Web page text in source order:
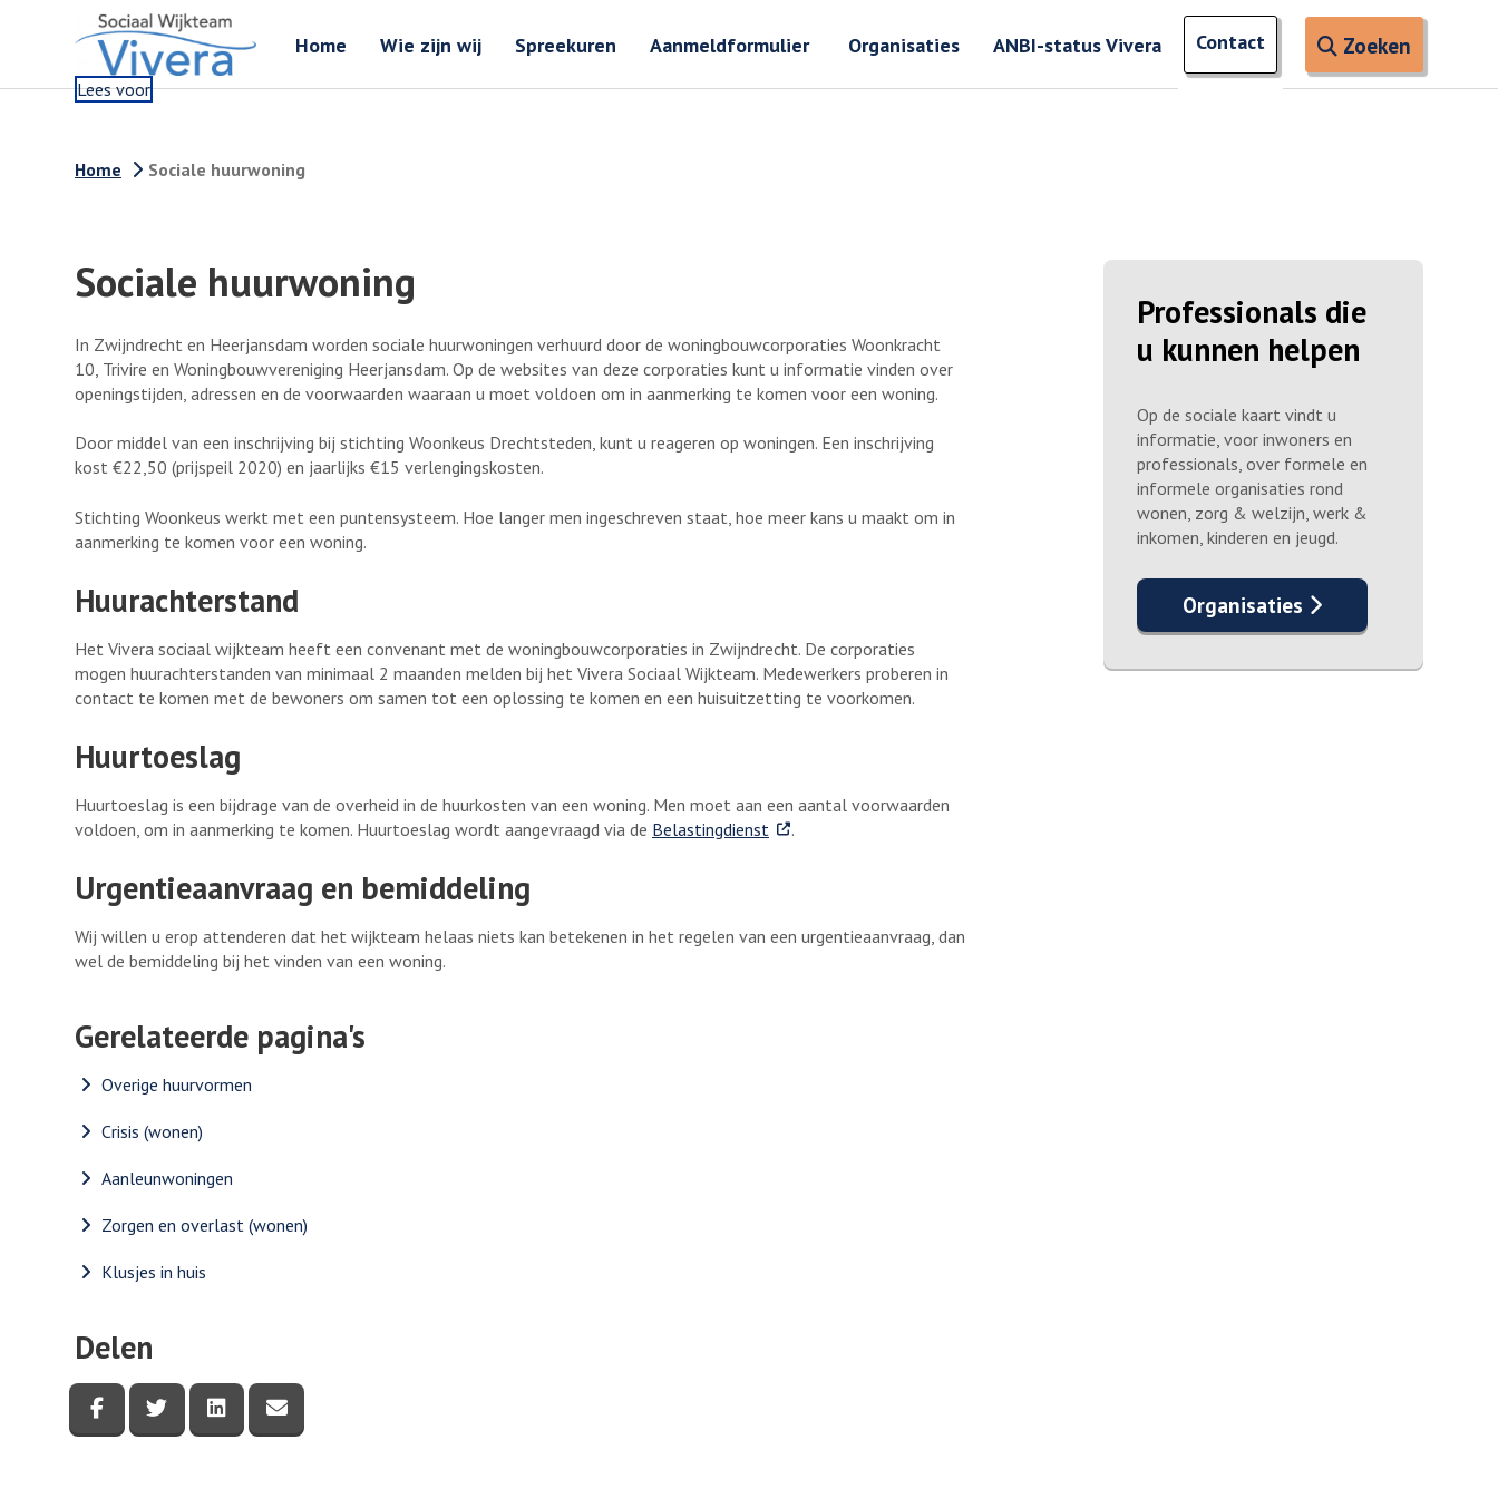
Home Wie zijn wij Spreekuren Aanmeldformulier Organisaties ANBI-status Vivera Contact Zoeken
Lees voor
Zoeken naar ingevoerde termen
Home Sociale huurwoning
Sociale huurwoning
In Zwijndrecht en Heerjansdam worden sociale huurwoningen verhuurd door de woningbouwcorporaties Woonkracht
10, Trivire en Woningbouwvereniging Heerjansdam. Op de websites van deze corporaties kunt u informatie vinden over
openingstijden, adressen en de voorwaarden waaraan u moet voldoen om in aanmerking te komen voor een woning.
Door middel van een inschrijving bij stichting Woonkeus Drechtsteden, kunt u reageren op woningen. Een inschrijving
kost €22,50 (prijspeil 2020) en jaarlijks €15 verlengingskosten.
Stichting Woonkeus werkt met een puntensysteem. Hoe langer men ingeschreven staat, hoe meer kans u maakt om in
aanmerking te komen voor een woning.
Huurachterstand
Het Vivera sociaal wijkteam heeft een convenant met de woningbouwcorporaties in Zwijndrecht. De corporaties
mogen huurachterstanden van minimaal 2 maanden melden bij het Vivera Sociaal Wijkteam. Medewerkers proberen in
contact te komen met de bewoners om samen tot een oplossing te komen en een huisuitzetting te voorkomen.
Huurtoeslag
Huurtoeslag is een bijdrage van de overheid in de huurkosten van een woning. Men moet aan een aantal voorwaarden
voldoen, om in aanmerking te komen. Huurtoeslag wordt aangevraagd via de Belastingdienst . Externe link
.
Urgentieaanvraag en bemiddeling
Wij willen u erop attenderen dat het wijkteam helaas niets kan betekenen in het regelen van een urgentieaanvraag, dan
wel de bemiddeling bij het vinden van een woning.
Gerelateerde pagina's
Overige huurvormen
Crisis (wonen)
Aanleunwoningen
Zorgen en overlast (wonen)
Klusjes in huis
Delen
Deel deze pagina via Facebook
Deel deze pagina via Twitter
Deel deze pagina via LinkedIn
Professionals die
u kunnen helpen
Op de sociale kaart vindt u
informatie, voor inwoners en
professionals, over formele en
informele organisaties rond
wonen, zorg & welzijn, werk &
inkomen, kinderen en jeugd.
Organisaties